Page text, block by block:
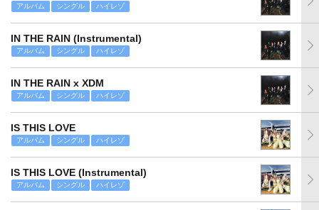
アルバム シングル ハイレゾ
IN THE RAIN (Instrumental)
アルバム シングル ハイレゾ
IN THE RAIN x XDM
アルバム シングル ハイレゾ
IS THIS LOVE
アルバム シングル ハイレゾ
IS THIS LOVE (Instrumental)
アルバム シングル ハイレゾ